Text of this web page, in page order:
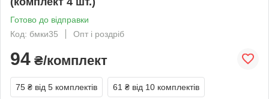
Готово до відправки
Код: бмки35
Опт і роздріб
94 ₴/комплект
75 ₴ від 5 комплектів 61 ₴ від 10 комплектів